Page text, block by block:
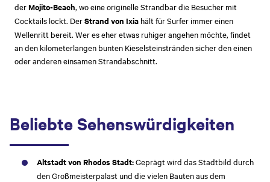
derMojito-Beach, wo eine originelle Strandbar die Besucher mit
Cocktails lockt. DerStrand von Ixia hält für Surfer immer einen
Wellenritt bereit. Wer es eher etwas ruhiger angehen möchte, findet
an den kilometerlangen bunten Kieselsteinstränden sicher den einen
oder anderen einsamen Strandabschnitt.
Beliebte Sehenswürdigkeiten
Altstadt von Rhodos Stadt:Geprägt wird das Stadtbild durch
den Großmeisterpalast und die vielen Bauten aus dem